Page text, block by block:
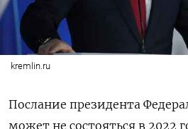
kremlin.ru
Послание президента
может не состояться в 2022